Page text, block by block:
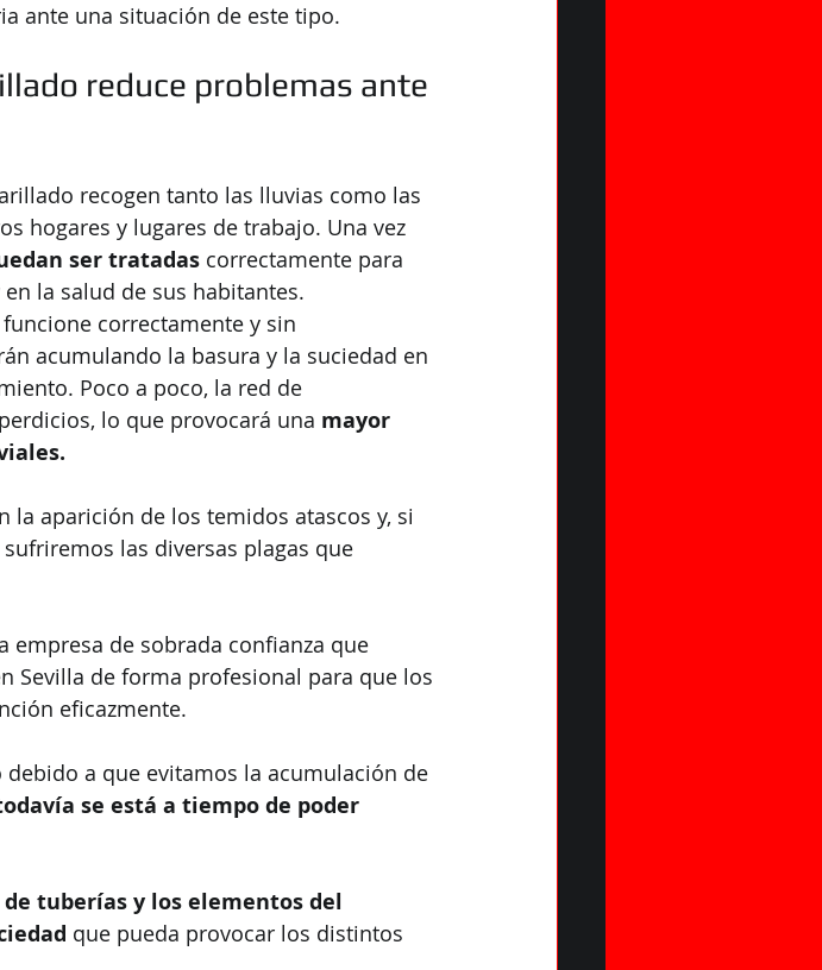
ante una situación de este tipo.
reduce problemas ante
recogen tanto las lluvias como las
hogares y lugares de trabajo. Una vez
ser tratadas correctamente para
la salud de sus habitantes.
correctamente y sin
acumulando la basura y la suciedad en
Poco a poco, la red de
lo que provocará una mayor
la aparición de los temidos atascos y, si
las diversas plagas que
empresa de sobrada confianza que
de forma profesional para que los
eficazmente.
a que evitamos la acumulación de
se está a tiempo de poder
tuberías y los elementos del
que pueda provocar los distintos